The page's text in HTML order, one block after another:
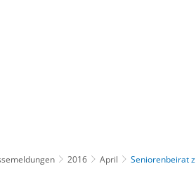
2016 April Seniorenbeirat